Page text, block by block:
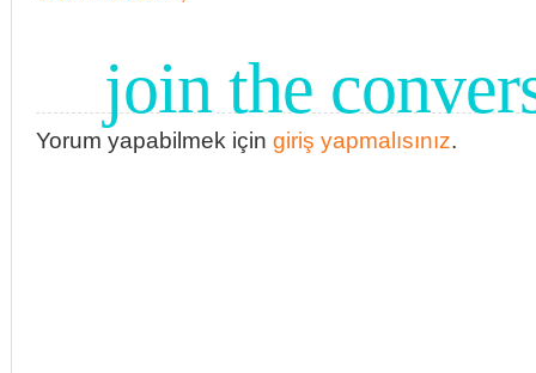
join the
Yorum yapabilmek için giriş yapmalısınız.